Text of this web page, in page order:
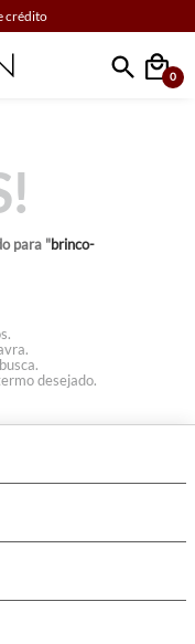
crédito
0
para "brinco-
desejado.